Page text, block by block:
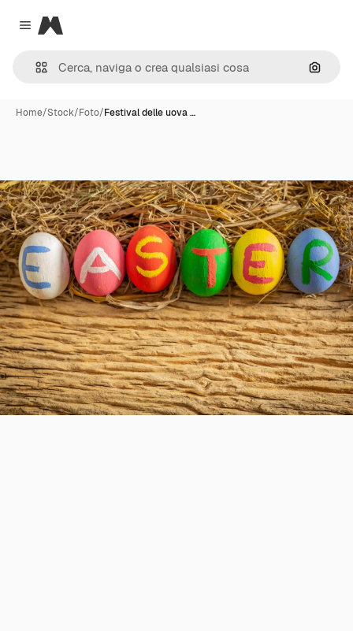
Close menu
Magnific
Cerca
Home/Stock/Foto/Festival delle uova …